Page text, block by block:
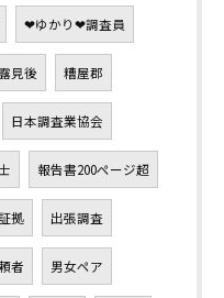
❤ゆかり❤調査員
見後 糟屋郡
日本調査業協会
報告書200ページ超
拠 出張調査
者 男女ペア